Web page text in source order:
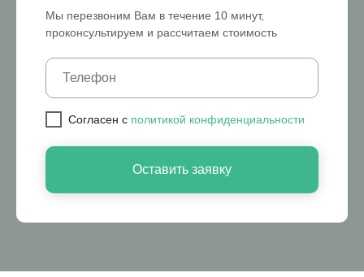
Мы перезвоним Вам в течение 10 минут,
проконсультируем и рассчитаем стоимость
Cогласен с политикой конфиденциальности
Оставить заявку